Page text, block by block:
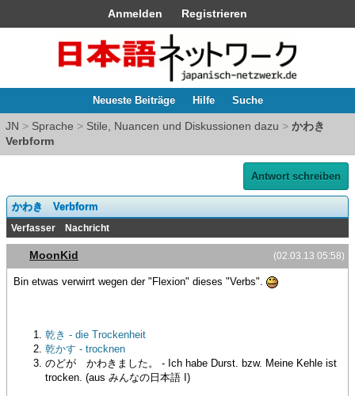
Anmelden Registrieren
Neueste Beiträge Hilfe Suche
JN > Sprache > Stile, Nuancen und Diskussionen dazu > かわき
Verbform
Antwort schreiben
かわき Verbform
Verfasser Nachricht
(02.03.13 05:58)
MoonKid
Bin etwas verwirrt wegen der "Flexion" dieses "Verbs".
乾き - die Trockenheit
乾かす - trocknen
のどが かわきました。 - Ich habe Durst. bzw. Meine Kehle ist
trocken. (aus みんなの日本語 I)